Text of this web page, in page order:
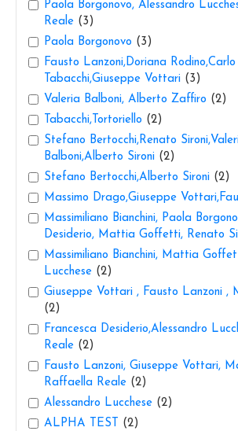
Paola Borgonovo, Alessandro
Reale (3)
Paola Borgonovo (3)
Fausto Lanzoni,Doriana Rodino,Carlo
Tabacchi,Giuseppe Vottari (3)
Valeria Balboni, Alberto Zaffiro (2)
Tabacchi,Tortoriello (2)
Stefano Bertocchi,Renato
Balboni,Alberto Sironi (2)
Stefano Bertocchi,Alberto Sironi (2)
Massimo Drago,Giuseppe
Massimiliano Bianchini, Paola
Desiderio, Mattia Goffetti, Renato
Massimiliano Bianchini, Mattia
Lucchese (2)
Giuseppe Vottari , Fausto Lanzoni
(2)
Francesca Desiderio,Alessandro
Reale (2)
Fausto Lanzoni, Giuseppe Vottari,
Raffaella Reale (2)
Alessandro Lucchese (2)
ALPHA TEST (2)